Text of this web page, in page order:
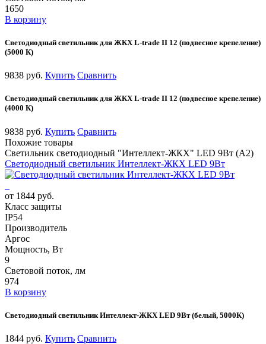
1650
В корзину
Светодиодный светильник для ЖКХ L-trade II 12 (подвесное крепеление)
(5000 К)
9838 руб. Купить Сравнить
Светодиодный светильник для ЖКХ L-trade II 12 (подвесное крепеление)
(4000 К)
9838 руб. Купить Сравнить
Похожие товары
Светильник светодиодный "Интеллект-ЖКХ" LED 9Вт (А2)
Светодиодный светильник Интеллект-ЖКХ LED 9Вт
от 1844 руб.
Класс защиты
IP54
Производитель
Аргос
Мощность, Вт
9
Световой поток, лм
974
В корзину
Светодиодный светильник Интеллект-ЖКХ LED 9Вт (белый, 5000К)
1844 руб. Купить Сравнить